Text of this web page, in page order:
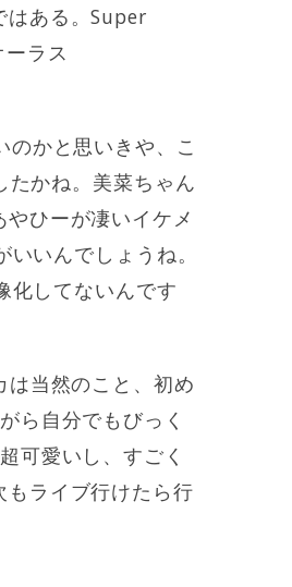
はある。Super
ラス
かと思いきや、こ
かね。美菜ちゃん
ひーが凄いイケメ
いんでしょうね。
化してないんです
は当然のこと、初め
ら自分でもびっく
可愛いし、すごく
ライブ行けたら行